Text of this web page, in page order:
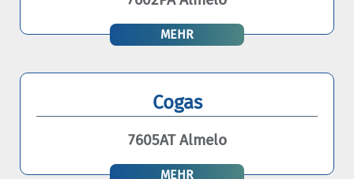
MEHR
Cogas
7605AT Almelo
MEHR